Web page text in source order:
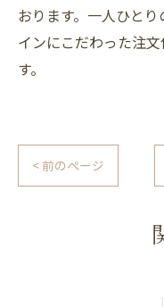
おります。一人ひと
インにこだわった注
す。
< 前のページ